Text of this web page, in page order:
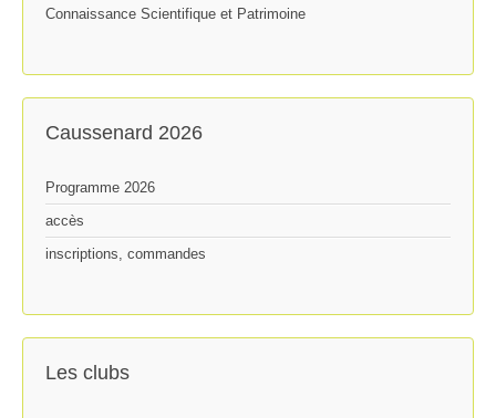
Connaissance Scientifique et Patrimoine
Caussenard 2026
Programme 2026
accès
inscriptions, commandes
Les clubs